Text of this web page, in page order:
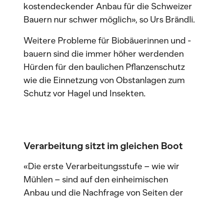
kostendeckender Anbau für die Schweizer
Bauern nur schwer möglich», so Urs Brändli.
Weitere Probleme für Biobäuerinnen und -
bauern sind die immer höher werdenden
Hürden für den baulichen Pflanzenschutz
wie die Einnetzung von Obstanlagen zum
Schutz vor Hagel und Insekten.
Verarbeitung sitzt im gleichen Boot
«Die erste Verarbeitungsstufe – wie wir
Mühlen – sind auf den einheimischen
Anbau und die Nachfrage von Seiten der